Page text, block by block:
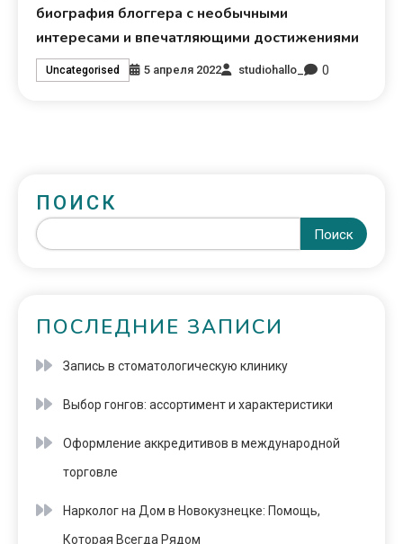
биография блоггера с необычными
интересами и впечатляющими достижениями
Uncategorised 5 апреля 2022 studiohallo_ 0
ПОИСК
Поиск
ПОСЛЕДНИЕ ЗАПИСИ
Запись в стоматологическую клинику
Выбор гонгов: ассортимент и характеристики
Оформление аккредитивов в международной
торговле
Нарколог на Дом в Новокузнецке: Помощь,
Которая Всегда Рядом